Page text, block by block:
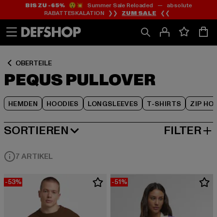
Zum
Inhalt
springen
Zum
Fußzeile
springen
BIS ZU -65%😲💥 Summer Sale Reloaded — absolute
RABATTESKALATION ❯❯ ZUM SALE ❮❮
OBERTEILE
PEQUS PULLOVER
HEMDEN HOODIES LONGSLEEVES T-SHIRTS ZIP
Zum
Produktraster
springen
SORTIEREN
BELIEBTESTE FILTER
7 ARTIKEL
-53% -51%